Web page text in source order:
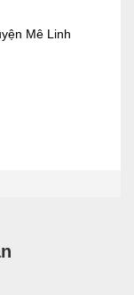
Mê Linh